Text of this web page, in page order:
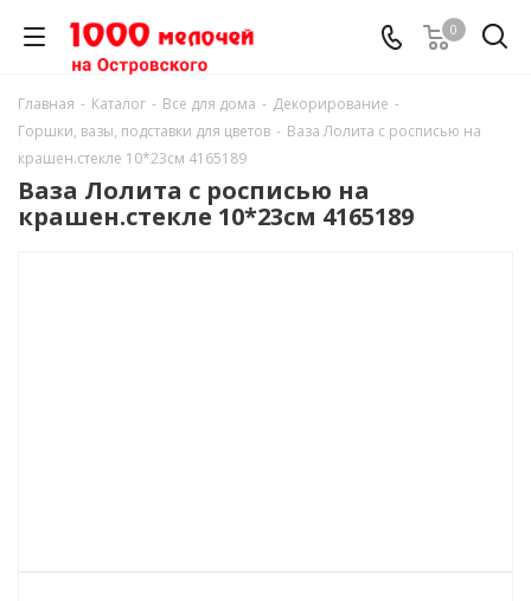
0
Главная - Каталог - Все для дома - Декорирование -
Горшки, вазы, подставки для цветов - Ваза Лолита с росписью на
крашен.стекле 10*23см 4165189
Ваза Лолита с росписью на
крашен.стекле 10*23см 4165189